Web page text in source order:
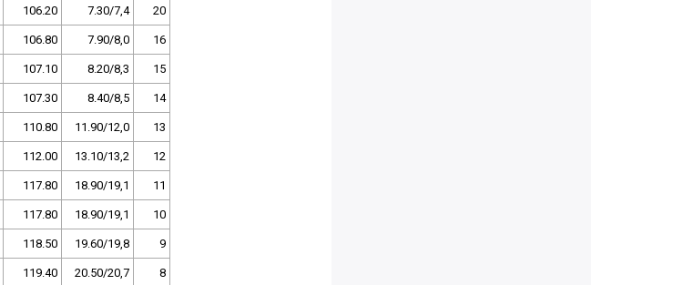
106.20 7.30/7,4 20
106.80 7.90/8,0 16
107.10 8.20/8,3 15
107.30 8.40/8,5 14
110.80 11.90/12,0 13
112.00 13.10/13,2 12
117.80 18.90/19,1 11
117.80 18.90/19,1 10
118.50 19.60/19,8 9
119.40 20.50/20,7 8